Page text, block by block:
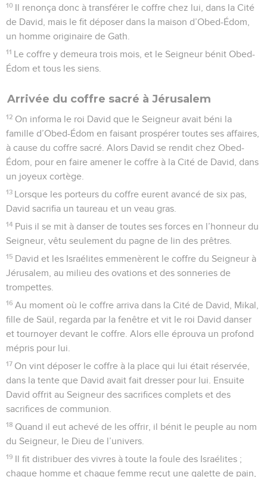
10 Il renonça donc à transférer le coffre chez lui, dans la Cité
de David, mais le fit déposer dans la maison d’Obed-Édom,
un homme originaire de Gath.
11 Le coffre y demeura trois mois, et le Seigneur bénit Obed-
Édom et tous les siens.
Arrivée du coffre sacré à Jérusalem
12 On informa le roi David que le Seigneur avait béni la
famille d’Obed-Édom en faisant prospérer toutes ses affaires,
à cause du coffre sacré. Alors David se rendit chez Obed-
Édom, pour en faire amener le coffre à la Cité de David, dans
un joyeux cortège.
13 Lorsque les porteurs du coffre eurent avancé de six pas,
David sacrifia un taureau et un veau gras.
14 Puis il se mit à danser de toutes ses forces en l’honneur du
Seigneur, vêtu seulement du pagne de lin des prêtres.
15 David et les Israélites emmenèrent le coffre du Seigneur à
Jérusalem, au milieu des ovations et des sonneries de
trompettes.
16 Au moment où le coffre arriva dans la Cité de David, Mikal,
fille de Saül, regarda par la fenêtre et vit le roi David danser
et tournoyer devant le coffre. Alors elle éprouva un profond
mépris pour lui.
17 On vint déposer le coffre à la place qui lui était réservée,
dans la tente que David avait fait dresser pour lui. Ensuite
David offrit au Seigneur des sacrifices complets et des
sacrifices de communion.
18 Quand il eut achevé de les offrir, il bénit le peuple au nom
du Seigneur, le Dieu de l’univers.
19 Il fit distribuer des vivres à toute la foule des Israélites ;
chaque homme et chaque femme reçut une galette de pain,